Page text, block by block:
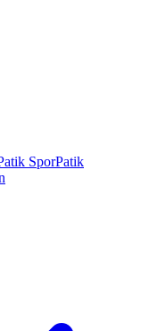
SporPatik